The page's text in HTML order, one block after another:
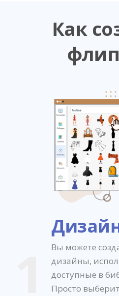
Как
Вы можете
дизайны,
доступные в
Просто